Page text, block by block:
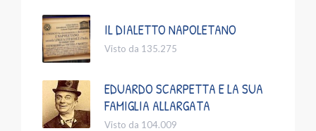
IL DIALETTO NAPOLETANO
Visto da 135.275
EDUARDO SCARPETTA E LA SUA
FAMIGLIA ALLARGATA
Visto da 104.009